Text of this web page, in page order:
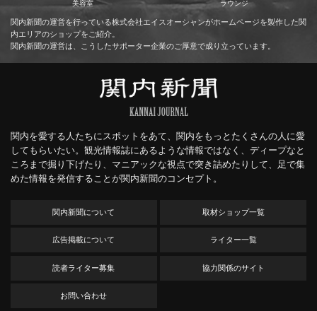
美容室 ラウンジ
関内新聞の運営を行っている株式会社エイスオーシャンがホームページを製作した関
内エリアのショップをご紹介。
関内新聞の運営は、こうしたサポーター企業のご厚意で成り立っています。
関内を愛する人たちにスポットをあて、関内をもっとたくさんの人に愛
してもらいたい。観光情報誌にあるような情報ではなく、ディープなと
ころまで掘り下げたり、マニアックな視点で突き詰めたりして、足で集
めた情報を発信することが関内新聞のコンセプト。
関内新聞について 取材ショップ一覧
広告掲載について ライター一覧
読者ライター募集 協力関係のサイト
お問い合わせ